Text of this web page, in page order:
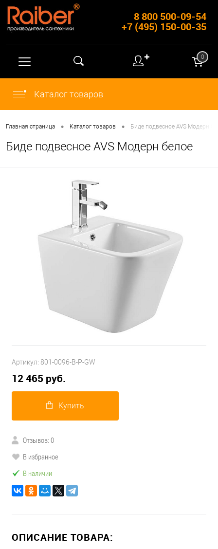
8 800 500-09-54
+7 (495) 150-00-35
✚ 0
Каталог товаров
Главная страница • Каталог товаров • Биде подвесное AVS Модерн
Биде подвесное AVS Модерн белое
Артикул: 801-0096-B-P-GW
12 465 руб.
Купить
Отзывов: 0
В избранное
В наличии
ОПИСАНИЕ ТОВАРА: